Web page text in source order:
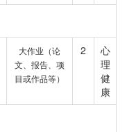
大作业（论
文、报告、项
目或作品等）
2
心
理
健
康